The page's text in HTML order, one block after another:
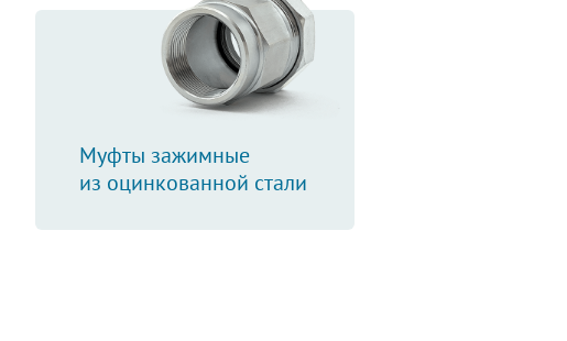
Муфты зажимные
из оцинкованной стали